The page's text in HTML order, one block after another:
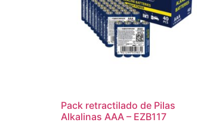
Pack retractilado de Pilas
Alkalinas AAA – EZB117